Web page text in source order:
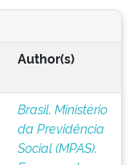
Author(s)
Brasil. Ministério
da Previdência
Social (MPAS).